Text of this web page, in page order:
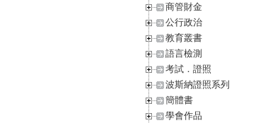
商管財金
公行政治
教育叢書
語言檢測
考試．證照
波斯納證照系列
簡體書
學會作品